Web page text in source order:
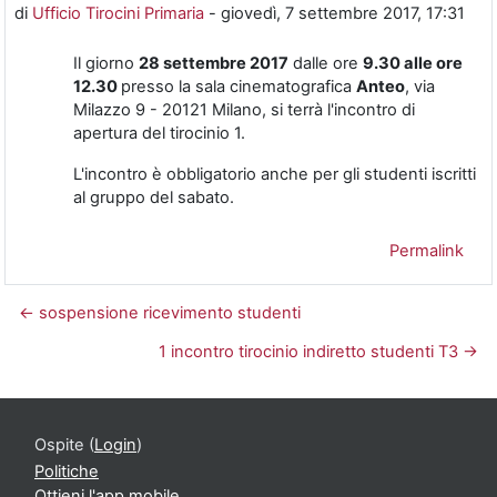
di Ufficio Tirocini Primaria - giovedì, 7 settembre 2017, 17:31
Il giorno 28 settembre 2017 dalle ore 9.30 alle ore
12.30 presso la sala cinematografica Anteo, via
Milazzo 9 - 20121 Milano, si terrà l'incontro di
apertura del tirocinio 1.
L'incontro è obbligatorio anche per gli studenti iscritti
al gruppo del sabato.
Permalink
← sospensione ricevimento studenti
1 incontro tirocinio indiretto studenti T3 →
Ospite (Login)
Politiche